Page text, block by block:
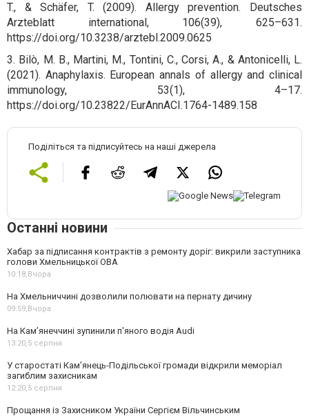
T., & Schäfer, T. (2009). Allergy prevention. Deutsches
Arzteblatt international, 106(39), 625–631.
https://doi.org/10.3238/arztebl.2009.0625
3. Bilò, M. B., Martini, M., Tontini, C., Corsi, A., & Antonicelli, L.
(2021). Anaphylaxis. European annals of allergy and clinical
immunology, 53(1), 4–17.
https://doi.org/10.23822/EurAnnACI.1764-1489.158
Поділіться та підписуйтесь на наші джерела
Останні новини
Хабар за підписання контрактів з ремонту доріг: викрили заступника
голови Хмельницької ОВА
10:18,Вчора
На Хмельниччині дозволили полювати на пернату дичину
09:59,Вчора
На Камʼянеччині зупинили п'яного водія Audi
13:20,5 серпня
У старостаті Кам’янець-Подільської громади відкрили меморіал
загиблим захисникам
12:20,5 серпня
Прощання із Захисником України Сергієм Вільчинським